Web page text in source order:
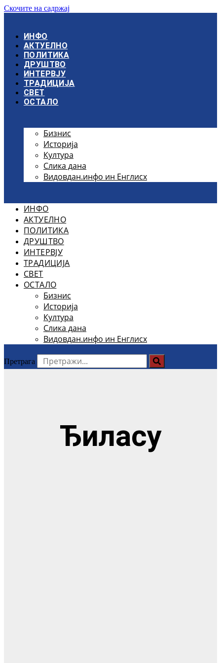
Скочите на садржај
ИНФО
АКТУЕЛНО
ПОЛИТИКА
ДРУШТВО
ИНТЕРВЈУ
ТРАДИЦИЈА
СВЕТ
ОСТАЛО
Бизнис
Историја
Култура
Слика дана
Видовдан.инфо ин Енглисх
ИНФО
АКТУЕЛНО
ПОЛИТИКА
ДРУШТВО
ИНТЕРВЈУ
ТРАДИЦИЈА
СВЕТ
ОСТАЛО
Бизнис
Историја
Култура
Слика дана
Видовдан.инфо ин Енглисх
Претрага
Ђиласу